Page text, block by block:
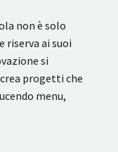
non è solo
riserva ai suoi
si
progetti che
menu,